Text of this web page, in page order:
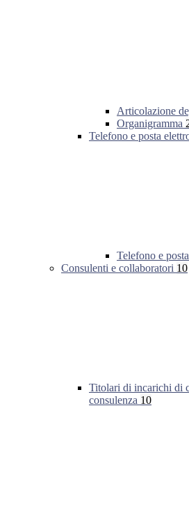
Articolazione
Organigramma
Telefono e posta
Telefono e
Consulenti e collaboratori 10
Titolari di incarichi di
consulenza 10